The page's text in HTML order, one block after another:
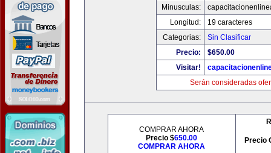
Minusculas:
Longitud:
19 caracteres
Categorias:
Sin Clasificar
Precio:
$650.00
Visitar!
Serán consideradas
COMPRAR AHORA
Precio $650.00
COMPRAR AHORA
Precio